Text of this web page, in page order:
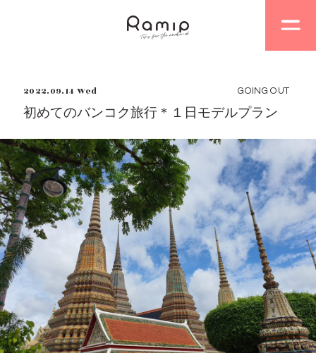
初めてのバンコク旅行＊１日モデルプラン
2022.09.14 Wed GOING OUT